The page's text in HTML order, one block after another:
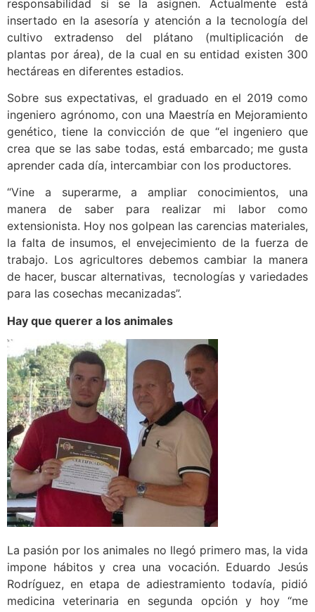
responsabilidad si se la asignen. Actualmente está
insertado en la asesoría y atención a la tecnología del
cultivo extradenso del plátano (multiplicación de
plantas por área), de la cual en su entidad existen 300
hectáreas en diferentes estadios.
Sobre sus expectativas, el graduado en el 2019 como
ingeniero agrónomo, con una Maestría en Mejoramiento
genético, tiene la convicción de que “el ingeniero que
crea que se las sabe todas, está embarcado; me gusta
aprender cada día, intercambiar con los productores.
“Vine a superarme, a ampliar conocimientos, una
manera de saber para realizar mi labor como
extensionista. Hoy nos golpean las carencias materiales,
la falta de insumos, el envejecimiento de la fuerza de
trabajo. Los agricultores debemos cambiar la manera
de hacer, buscar alternativas, tecnologías y variedades
para las cosechas mecanizadas”.
Hay que querer a los animales
La pasión por los animales no llegó primero mas, la vida
impone hábitos y crea una vocación. Eduardo Jesús
Rodríguez, en etapa de adiestramiento todavía, pidió
medicina veterinaria en segunda opción y hoy “me